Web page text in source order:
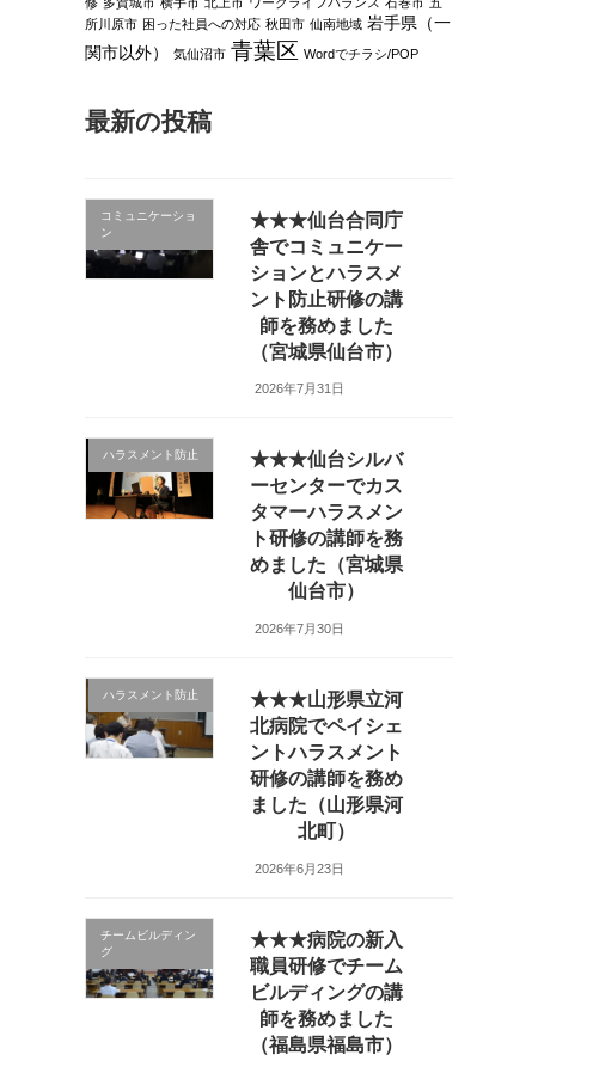
所川原市 困った社員への対応 秋田市 仙南地域 岩手県（一
関市以外）
気仙沼市 青葉区 Wordでチラシ/POP
最新の投稿
コミュニケーショ
ン
★★★仙台合同庁
舎でコミュニケー
ションとハラスメ
ント防止研修の講
師を務めました
（宮城県仙台市）
2026年7月31日
ハラスメント防止
★★★仙台シルバ
ーセンターでカス
タマーハラスメン
ト研修の講師を務
めました（宮城県
仙台市）
2026年7月30日
ハラスメント防止
★★★山形県立河
北病院でペイシェ
ントハラスメント
研修の講師を務め
ました（山形県河
北町）
2026年6月23日
チームビルディン
グ
★★★病院の新入
職員研修でチーム
ビルディングの講
師を務めました
（福島県福島市）